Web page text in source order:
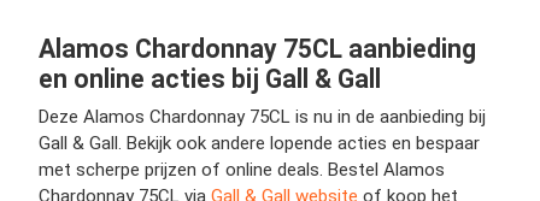
Alamos Chardonnay 75CL aanbieding
en online acties bij Gall & Gall
Deze Alamos Chardonnay 75CL is nu in de aanbieding bij
Gall & Gall. Bekijk ook andere lopende acties en bespaar
met scherpe prijzen of online deals. Bestel Alamos
Chardonnay 75CL via Gall & Gall website of koop het